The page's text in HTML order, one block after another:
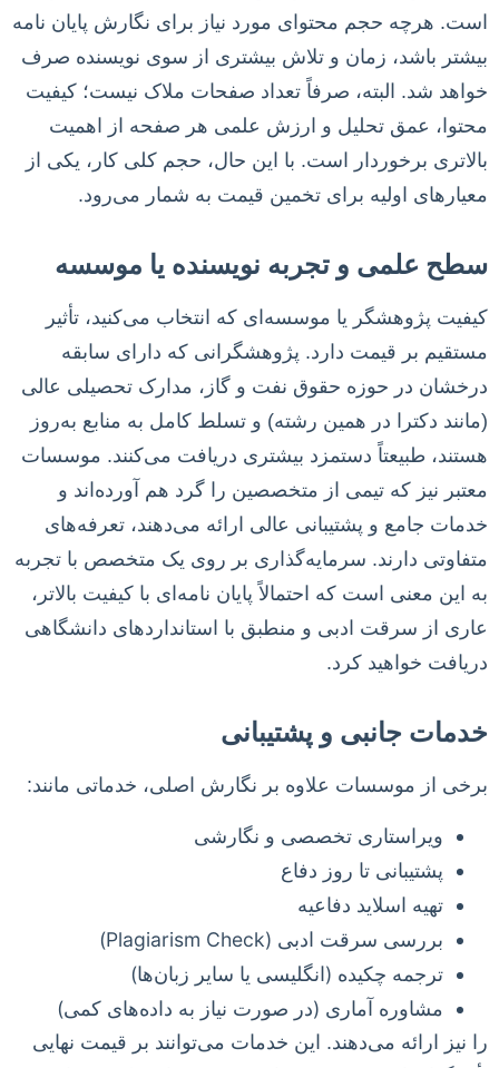
است. هرچه حجم محتوای مورد نیاز برای نگارش پایان نامه
بیشتر باشد، زمان و تلاش بیشتری از سوی نویسنده صرف
خواهد شد. البته، صرفاً تعداد صفحات ملاک نیست؛ کیفیت
محتوا، عمق تحلیل و ارزش علمی هر صفحه از اهمیت
بالاتری برخوردار است. با این حال، حجم کلی کار، یکی از
معیارهای اولیه برای تخمین قیمت به شمار می‌رود.
سطح علمی و تجربه نویسنده یا موسسه
کیفیت پژوهشگر یا موسسه‌ای که انتخاب می‌کنید، تأثیر
مستقیم بر قیمت دارد. پژوهشگرانی که دارای سابقه
درخشان در حوزه حقوق نفت و گاز، مدارک تحصیلی عالی
(مانند دکترا در همین رشته) و تسلط کامل به منابع به‌روز
هستند، طبیعتاً دستمزد بیشتری دریافت می‌کنند. موسسات
معتبر نیز که تیمی از متخصصین را گرد هم آورده‌اند و
خدمات جامع و پشتیبانی عالی ارائه می‌دهند، تعرفه‌های
متفاوتی دارند. سرمایه‌گذاری بر روی یک متخصص با تجربه
به این معنی است که احتمالاً پایان نامه‌ای با کیفیت بالاتر،
عاری از سرقت ادبی و منطبق با استانداردهای دانشگاهی
دریافت خواهید کرد.
خدمات جانبی و پشتیبانی
برخی از موسسات علاوه بر نگارش اصلی، خدماتی مانند:
ویراستاری تخصصی و نگارشی
پشتیبانی تا روز دفاع
تهیه اسلاید دفاعیه
بررسی سرقت ادبی (Plagiarism Check)
ترجمه چکیده (انگلیسی یا سایر زبان‌ها)
مشاوره آماری (در صورت نیاز به داده‌های کمی)
را نیز ارائه می‌دهند. این خدمات می‌توانند بر قیمت نهایی